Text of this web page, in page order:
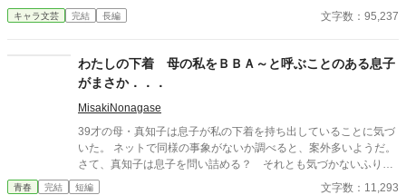
豊富な知識を持つ洋蘭に心惹かれはじめる苑楊だったが。 洋蘭
はまったく思い通りにならないうえに、なにかが怪しい女だった
キャラ文芸 完結 長編 文字数：95,237
わたしの下着 母の私をＢＢＡ～と呼ぶことのある息子
がまさか．．．
MisakiNonagase
39才の母・真知子は息子が私の下着を持ち出していることに気づ
いた。 ネットで同様の事象がないか調べると、案外多いようだ。
さて、真知子は息子を問い詰める？ それとも気づかないふりを
青春 完結 短編 文字数：11,293